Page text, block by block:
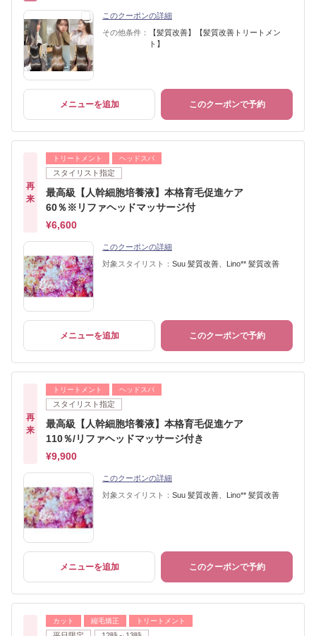
このクーポンの詳細
その他条件：
【髪質改善】【髪質改善トリートメン
ト】
メニューを追加 このクーポンで予約
再
来
トリートメント ヘッドスパ
スタイリスト指定
最高級【人幹細胞培養液】本格育毛促進ケア
60％※リファヘッドマッサージ付
¥6,600
このクーポンの詳細
対象スタイリスト： Suu 髪質改善、Lino** 髪質改善
メニューを追加 このクーポンで予約
再
来
トリートメント ヘッドスパ
スタイリスト指定
最高級【人幹細胞培養液】本格育毛促進ケア
110％/リファヘッドマッサージ付き
¥9,900
このクーポンの詳細
対象スタイリスト： Suu 髪質改善、Lino** 髪質改善
メニューを追加 このクーポンで予約
カット 縮毛矯正 トリートメント